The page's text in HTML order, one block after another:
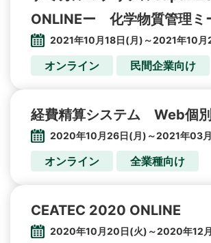
ONLINEー 化学物質管理ミ
2021年10月18日(月)～2021年10月
オンライン 民間企業向け
経費精算システム Web個
2020年10月26日(月)～2021年03
オンライン 全業種向け
CEATEC 2020 ONLINE
2020年10月20日(火)～2020年12